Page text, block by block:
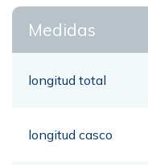
Medidas
longitud total
longitud casco